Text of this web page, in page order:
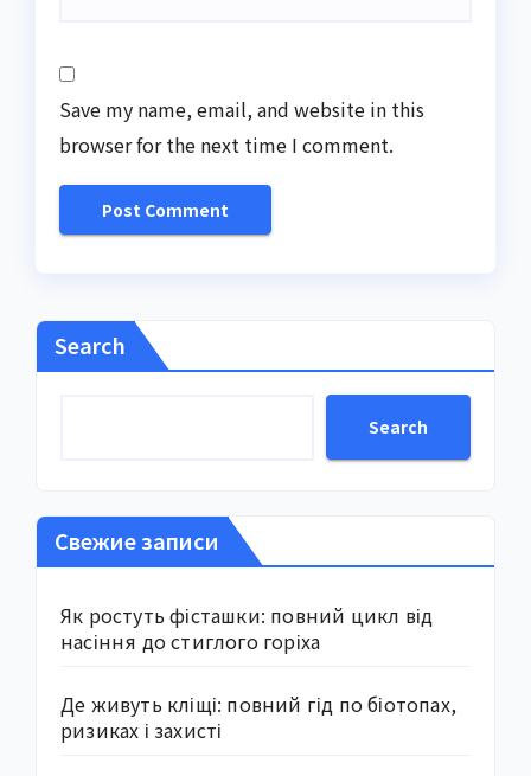
Save my name, email, and website in this
browser for the next time I comment.
Search
Search
Свежие записи
Як ростуть фісташки: повний цикл від
насіння до стиглого горіха
Де живуть кліщі: повний гід по біотопах,
ризиках і захисті